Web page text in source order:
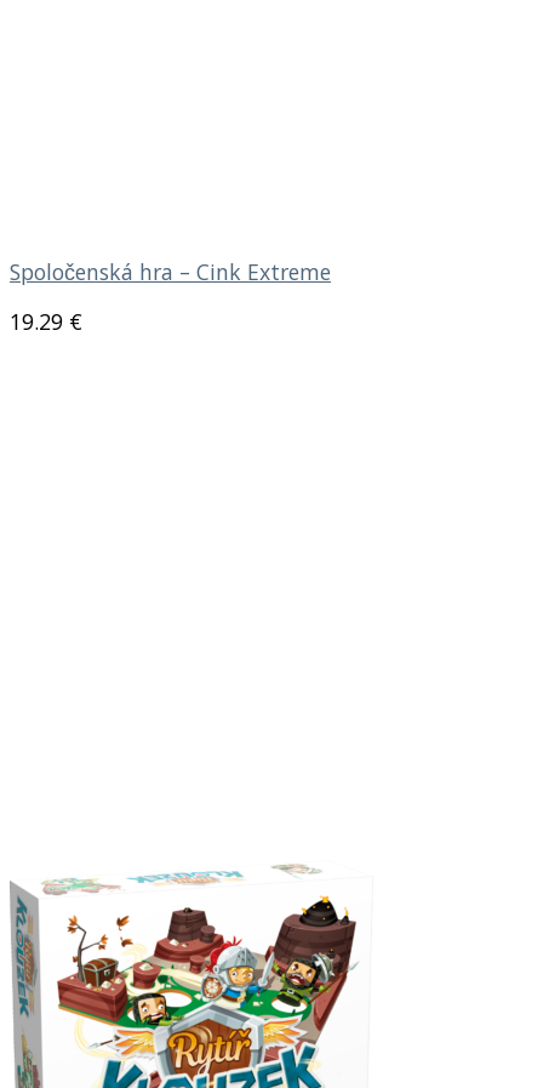
Spoločenská hra – Cink Extreme
19.29 €